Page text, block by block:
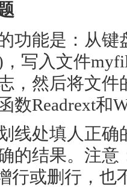
能是：从键
写入文件
，然后将文
数Readrext和
处填人正确
的结果。注
行或删行，也